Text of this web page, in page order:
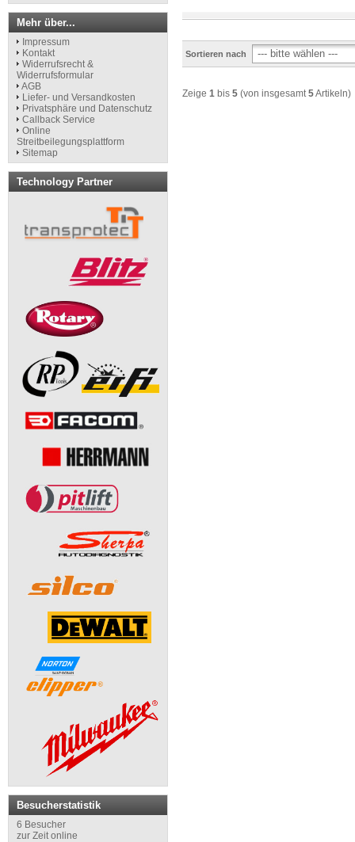
Sortieren nach
Zeige 1 bis 5 (von insgesamt 5Artikeln)
Mehr über...
Impressum
Kontakt
Widerrufsrecht &
Widerrufsformular
AGB
Liefer- und Versandkosten
Privatsphäre und Datenschutz
Callback Service
Online
Streitbeilegungsplattform
Sitemap
Technology Partner
Besucherstatistik
6 Besucher
zur Zeit online